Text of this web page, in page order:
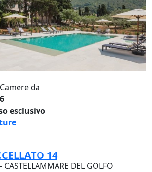
da
6
esclusivo
14
DEL GOLFO